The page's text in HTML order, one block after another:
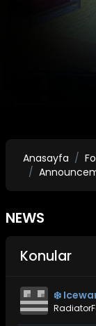
Anasayfa
NEWS
Konular
❄️